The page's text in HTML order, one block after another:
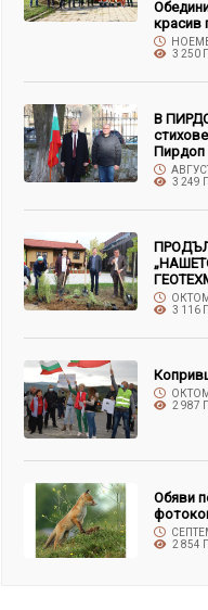
красив
3 250
В
Пирдоп
3 249
3 116
2 987
Обяви
2 854